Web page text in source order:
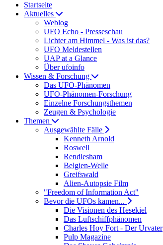
Startseite
Aktuelles
Weblog
UFO Echo - Presseschau
Lichter am Himmel - Was ist das?
UFO Meldestellen
UAP at a Glance
Über ufoinfo
Wissen & Forschung
Das UFO-Phänomen
UFO-Phänomen-Forschung
Einzelne Forschungsthemen
Zeugen & Psychologie
Themen
Ausgewählte Fälle
Kenneth Arnold
Roswell
Rendlesham
Belgien-Welle
Greifswald
Alien-Autopsie Film
"Freedom of Information Act"
Bevor die UFOs kamen...
Die Visionen des Hesekiel
Das Luftschiffphänomen
Charles Hoy Fort - Der Urvater
Pulp Magazine